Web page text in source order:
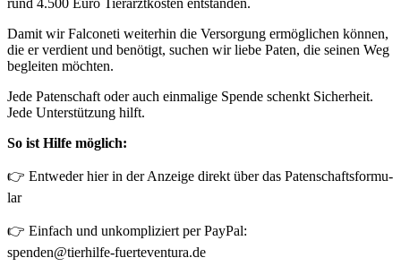
rund 4.500 Euro Tier­arzt­kos­ten ent­stan­den.
Damit wir Fal­co­ne­ti wei­ter­hin die Ver­sor­gung ermög­li­chen kön­nen,
die er ver­dient und benö­tigt, suchen wir lie­be Paten, die sei­nen Weg
beglei­ten möch­ten.
Jede Paten­schaft oder auch ein­ma­li­ge Spen­de schenkt Sicher­heit.
Jede Unter­stüt­zung hilft.
So ist Hil­fe mög­lich:
👉 Ent­we­der hier in der Anzei­ge direkt über das Paten­schafts­for­mu­
lar
👉 Ein­fach und unkom­pli­ziert per Pay­Pal:
spenden@tierhilfe-fuerteventura.de